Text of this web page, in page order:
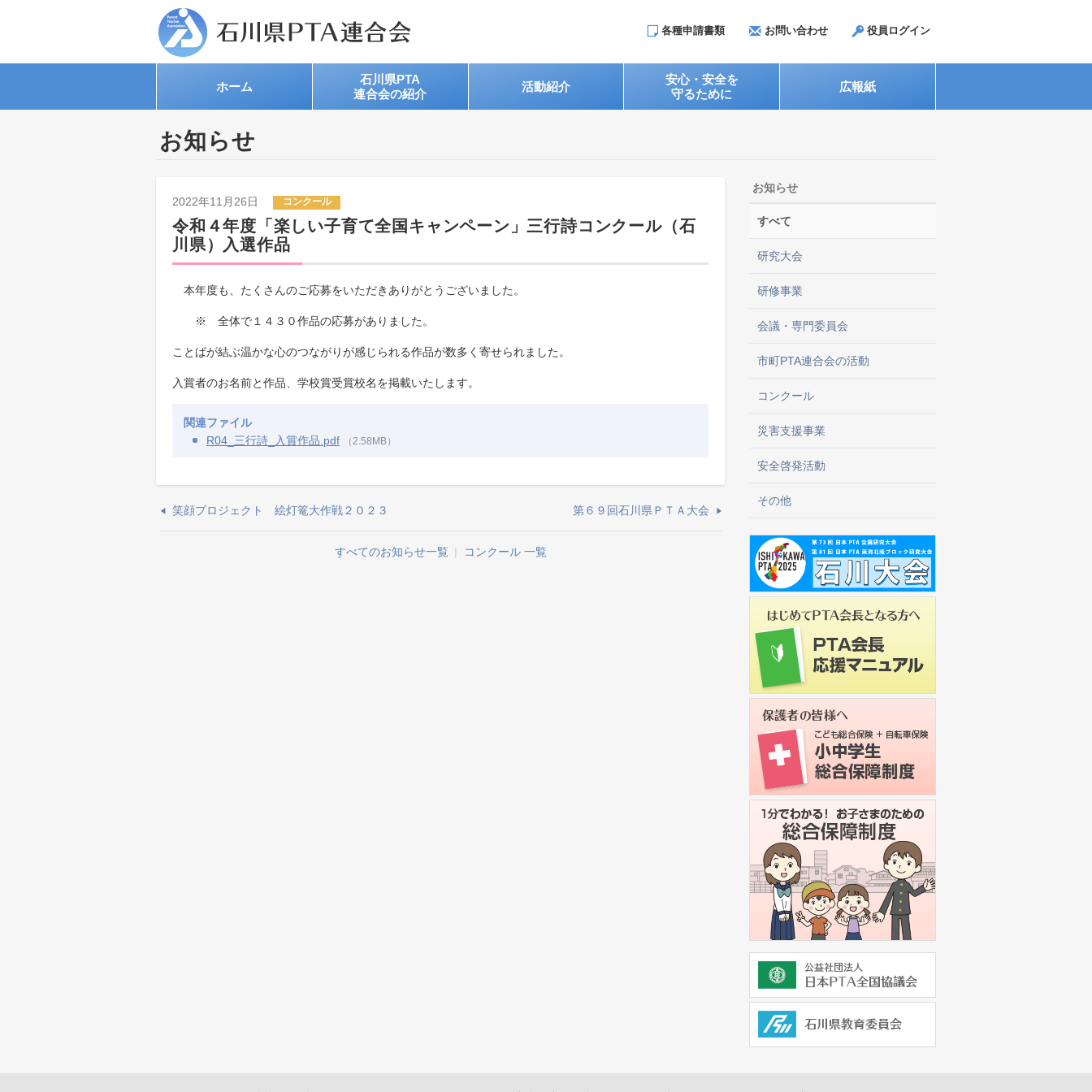
各種申請書類 お問い合わせ 役員ログイン
ホーム
石川県PTA
連合会の紹介
活動紹介
安心・安全を
守るために
広報紙
お知らせ
2022年11月26日 コンクール
令和４年度「楽しい子育て全国キャンペーン」三行詩コンクール（石
川県）入選作品
本年度も、たくさんのご応募をいただきありがとうございました。
※ 全体で１４３０作品の応募がありました。
ことばが結ぶ温かな心のつながりが感じられる作品が数多く寄せられました。
​入賞者のお名前と作品、学校賞受賞校名を掲載いたします。​​
関連ファイル
R04_三行詩_入賞作品.pdf
（2.58MB）
笑顔プロジェクト 絵灯篭大作戦２０２３ 第６９回石川県ＰＴＡ大会
すべてのお知らせ一覧 | コンクール 一覧
お知らせ
すべて
研究大会
研修事業
会議・専門委員会
市町PTA連合会の活動
コンクール
災害支援事業
安全啓発活動
その他